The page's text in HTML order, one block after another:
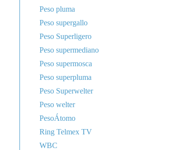
Peso pluma
Peso supergallo
Peso Superligero
Peso supermediano
Peso supermosca
Peso superpluma
Peso Superwelter
Peso welter
PesoÁtomo
Ring Telmex TV
WBC